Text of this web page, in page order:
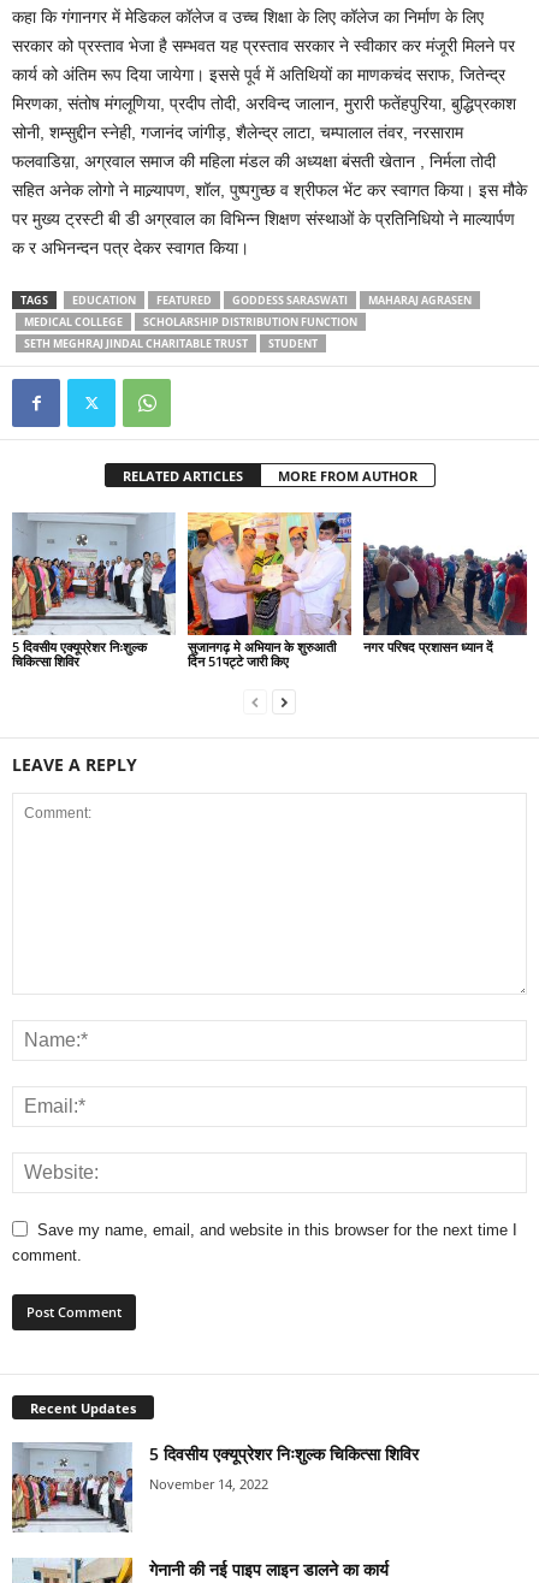
कहा कि गंगानगर में मेडिकल कॉलेज व उच्च शिक्षा के लिए कॉलेज का निर्माण के लिए
सरकार को प्रस्ताव भेजा है सम्भवत यह प्रस्ताव सरकार ने स्वीकार कर मंजूरी मिलने पर
कार्य को अंतिम रूप दिया जायेगा। इससे पूर्व में अतिथियों का माणकचंद सराफ, जितेन्द्र
मिरणका, संतोष मंगलूणिया, प्रदीप तोदी, अरविन्द जालान, मुरारी फतेंहपुरिया, बुद्धिप्रकाश
सोनी, शम्सुद्दीन स्नेही, गजानंद जांगीड़, शैलेन्द्र लाटा, चम्पालाल तंवर, नरसाराम
फलवाडिय़ा, अग्रवाल समाज की महिला मंडल की अध्यक्षा बंसती खेतान , निर्मला तोदी
सहित अनेक लोगो ने माल्र्यापण, शॉल, पुष्पगुच्छ व श्रीफल भेंट कर स्वागत किया। इस मौके
पर मुख्य ट्रस्टी बी डी अग्रवाल का विभिन्न शिक्षण संस्थाओं के प्रतिनिधियो ने माल्यार्पण
क र अभिनन्दन पत्र देकर स्वागत किया।
TAGS EDUCATION FEATURED GODDESS SARASWATI
MAHARAJ AGRASEN
MEDICAL COLLEGE
SCHOLARSHIP DISTRIBUTION FUNCTION
SETH MEGHRAJ JINDAL CHARITABLE TRUST
STUDENT
RELATED ARTICLES MORE FROM AUTHOR
5 दिवसीय एक्यूप्रेशर निःशुल्क
चिकित्सा शिविर
सुजानगढ़ मे अभियान के शुरुआती
दिन 51पट्टे जारी किए
नगर परिषद प्रशासन ध्यान दें
LEAVE A REPLY
Save my name, email, and website in this browser for the next time I
comment.
Recent Updates
5 दिवसीय एक्यूप्रेशर निःशुल्क चिकित्सा शिविर
November 14, 2022
गेनानी की नई पाइप लाइन डालने का कार्य